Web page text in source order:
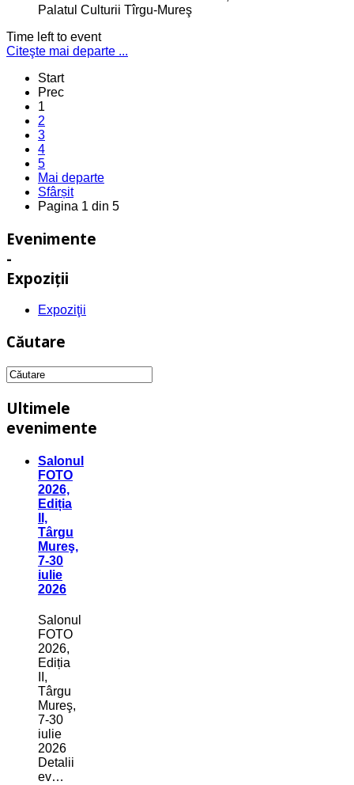
Palatul Culturii Tîrgu-Mureş
Time left to event
Citeşte mai departe ...
Start
Prec
1
2
3
4
5
Mai departe
Sfârșit
Pagina 1 din 5
Evenimente
-
Expoziţii
Expoziţii
Căutare
Ultimele
evenimente
Salonul
FOTO
2026,
Ediția
II,
Târgu
Mureş,
7-30
iulie
2026
Salonul
FOTO
2026,
Ediția
II,
Târgu
Mureş,
7-30
iulie
2026
Detalii
ev…